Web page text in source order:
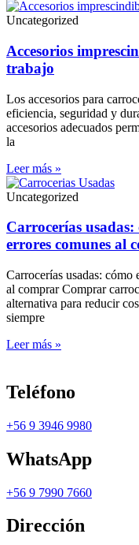
Uncategorized
Accesorios
trabajo
Los accesorios para
eficiencia, seguridad y
accesorios adecuados
la
Leer más »
Uncategorized
Carrocerías
errores comunes al
Carrocerías usadas: cómo
al comprar Comprar
alternativa para reducir
siempre
Leer más »
Teléfono
+56 9 3946 9980
WhatsApp
+56 9 7990 7660
Dirección